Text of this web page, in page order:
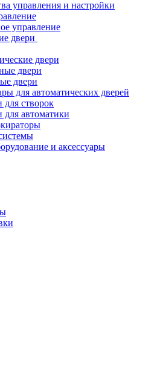
управления и настройки
управление
двери
двери
двери
двери
для автоматических дверей
створок
автоматики
и аксессуары